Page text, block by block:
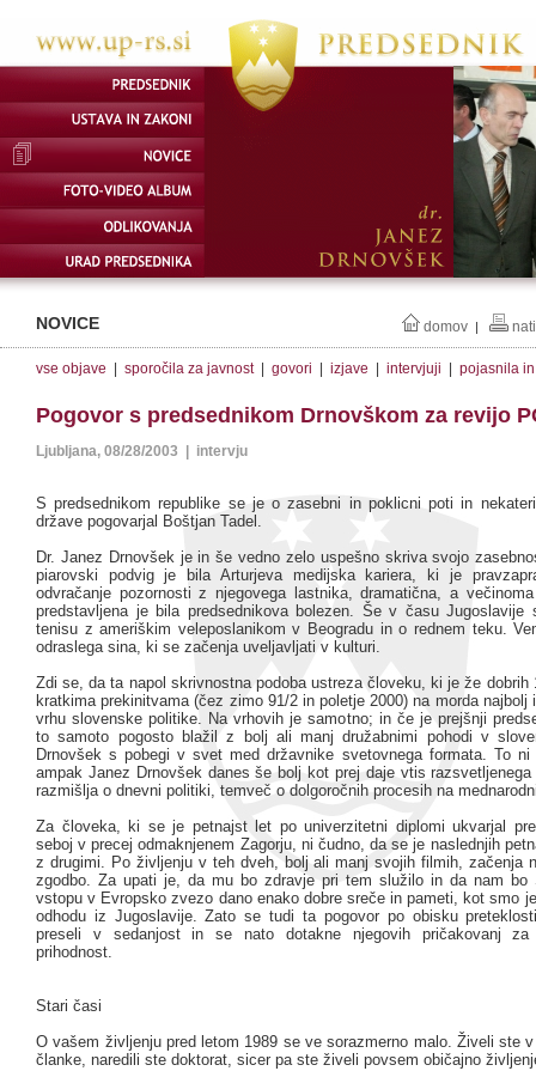
NOVICE domov |
vse objave sporočila za javnost| govori izjave intervjuji pojasnila
Pogovor s predsednikom Drnovškom za revijo
Ljubljana, 08/28/2003 | intervju
S predsednikom republike se je o zasebni in poklicni poti in
države pogovarjal Boštjan Tadel.
Dr. Janez Drnovšek je in še vedno zelo uspešno skriva svojo
piarovski podvig je bila Arturjeva medijska kariera, ki je
odvračanje pozornosti z njegovega lastnika, dramatična, a
predstavljena je bila predsednikova bolezen. Še v času
tenisu z ameriškim veleposlanikom v Beogradu in o rednem teku.
odraslega sina, ki se začenja uveljavljati v kulturi.
Zdi se, da ta napol skrivnostna podoba ustreza človeku, ki je že dobrih
kratkima prekinitvama (čez zimo 91/2 in poletje 2000) na morda najbolj
vrhu slovenske politike. Na vrhovih je samotno; in če je prejšnji
to samoto pogosto blažil z bolj ali manj družabnimi pohodi v
Drnovšek s pobegi v svet med državnike svetovnega formata. To ni
ampak Janez Drnovšek danes še bolj kot prej daje vtis
razmišlja o dnevni politiki, temveč o dolgoročnih procesih na
Za človeka, ki se je petnajst let po univerzitetni diplomi ukvarjal
seboj v precej odmaknjenem Zagorju, ni čudno, da se je naslednjih
z drugimi. Po življenju v teh dveh, bolj ali manj svojih filmih, začenja
zgodbo. Za upati je, da mu bo zdravje pri tem služilo in da nam bo
vstopu v Evropsko zvezo dano enako dobre sreče in pameti, kot smo
odhodu iz Jugoslavije. Zato se tudi ta pogovor po obisku
preseli v sedanjost in se nato dotakne njegovih pričakovanj za
prihodnost.
Stari časi
O vašem življenju pred letom 1989 se ve sorazmerno malo. Živeli ste
članke, naredili ste doktorat, sicer pa ste živeli povsem običajno